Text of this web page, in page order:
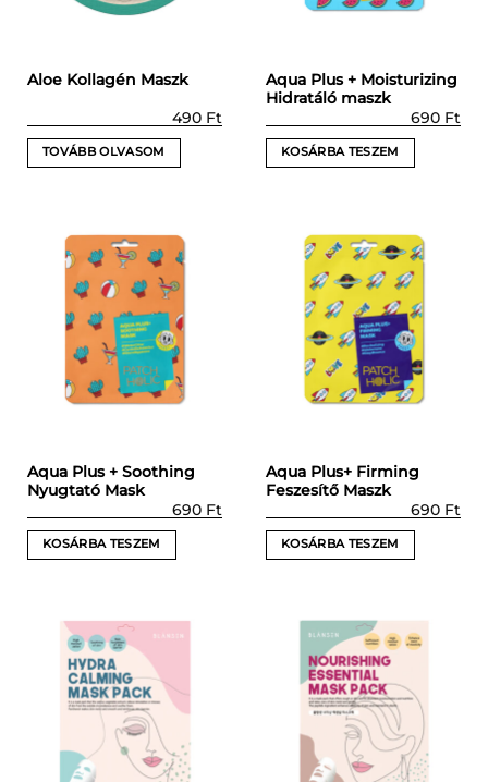
Aloe Kollagén Maszk
490 Ft
TOVÁBB OLVASOM
Aqua Plus + Moisturizing
Hidratáló maszk
690 Ft
KOSÁRBA TESZEM
Aqua Plus + Soothing
Nyugtató Mask
690 Ft
KOSÁRBA TESZEM
Aqua Plus+ Firming
Feszesítő Maszk
690 Ft
KOSÁRBA TESZEM